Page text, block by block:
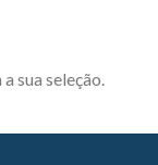
sua seleção.